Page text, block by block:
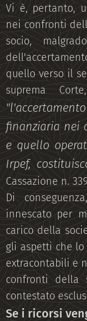
Vi è, pertanto,
nei confronti
socio,
quello verso il
suprema
finanziaria nei
e quello
Irpef,
Cassazione n.
Di
innescato per
carico della
gli aspetti che
extracontabili e
confronti della
contestato
Se i ricorsi